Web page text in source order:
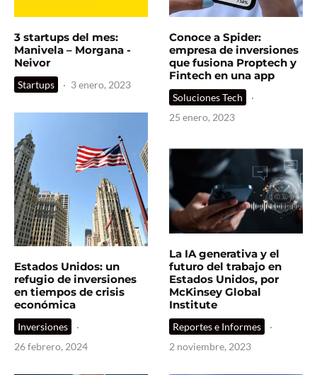
3 startups del mes:
Manivela – Morgana -
Neivor
Startups · 3 enero, 2023
Estados Unidos: un
refugio de inversiones
en tiempos de crisis
económica
Inversiones
·
26 febrero, 2024
Conoce a Spider:
empresa de inversiones
que fusiona Proptech y
Fintech en una app
Soluciones Tech
·
25 enero, 2023
La IA generativa y el
futuro del trabajo en
Estados Unidos, por
McKinsey Global
Institute
Reportes e Informes
·
2 noviembre, 2023